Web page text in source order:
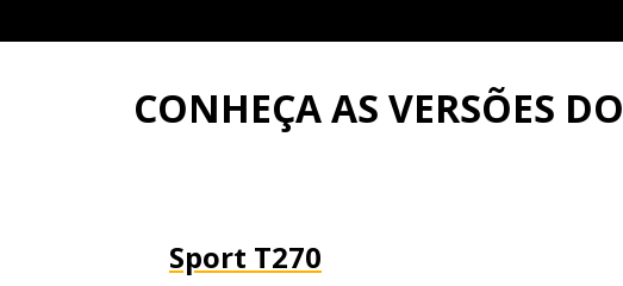
CONHEÇA AS VERSÕES DO
Sport T270